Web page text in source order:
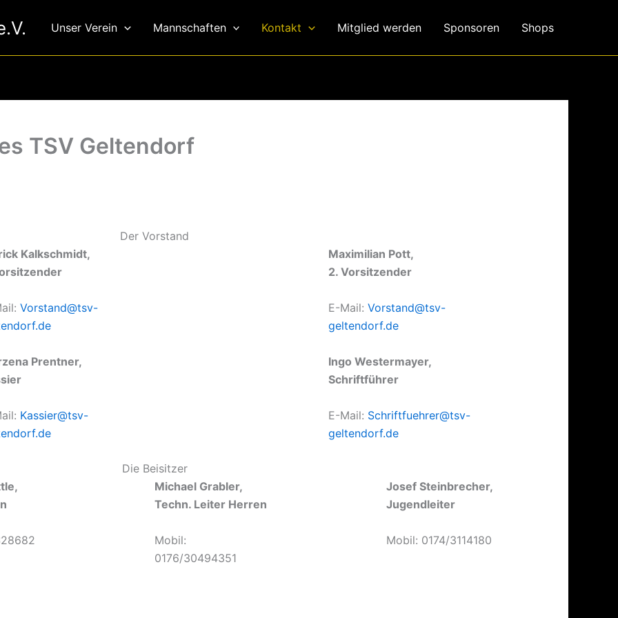
Unser Verein Mannschaften Kontakt Mitglied werden Sponsoren Shops
TSV Geltendorf
Der Vorstand
Kalkschmidt,
Vorstand@tsv-
Prentner,
Kassier@tsv-
Maximilian Pott,
2. Vorsitzender
E-Mail: Vorstand@tsv-
geltendorf.de
Ingo Westermayer,
Schriftführer
E-Mail: Schriftfuehrer@tsv-
geltendorf.de
Die Beisitzer
Michael Grabler,
Techn. Leiter Herren
Mobil:
0176/30494351
Josef Steinbrecher,
Jugendleiter
Mobil: 0174/3114180